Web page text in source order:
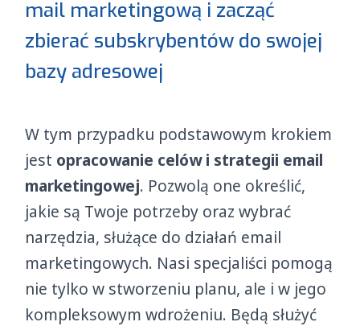
mail marketingową i zacząć
zbierać subskrybentów do swojej
bazy adresowej
W tym przypadku podstawowym krokiem
jest opracowanie celów i strategii email
marketingowej. Pozwolą one określić,
jakie są Twoje potrzeby oraz wybrać
narzędzia, służące do działań email
marketingowych. Nasi specjaliści pomogą
nie tylko w stworzeniu planu, ale i w jego
kompleksowym wdrożeniu. Będą służyć